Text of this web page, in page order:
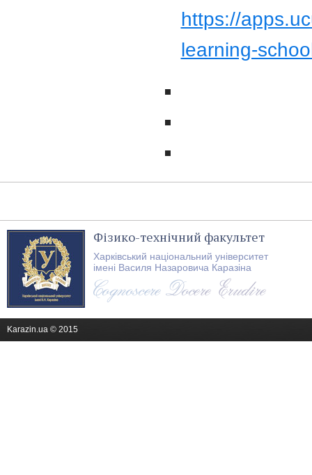
https://
learning-
Фізико-технічний факультет
Харківський національний університет
імені Василя Назаровича Каразіна
Karazin.ua © 2015